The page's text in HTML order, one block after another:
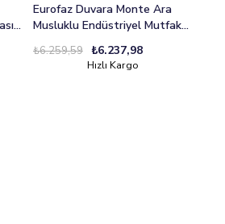
Eurofaz Duvara Monte Ara
Musluklu Endüstriyel Mutfak
₺6.237,98
₺6.259,59
Hızlı Kargo